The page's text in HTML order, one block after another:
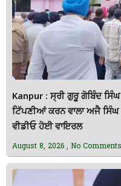
Kanpur : ਸ੍ਰੀ ਗੁਰੂ ਗੋਬਿੰਦ
ਟਿੱਪਣੀਆਂ ਕਰਨ ਵਾਲਾ ਅਜੈ
ਵੀਡੀਓ ਹੋਈ ਵਾਇਰਲ
August 8, 2026 No Comments